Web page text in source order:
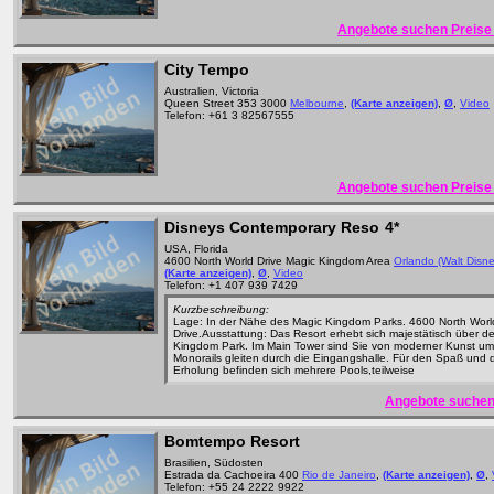
Angebote suchen
City Tempo
Australien, Victoria
Queen Street 353 3000 Melbourne (Karte anzeigen) Ø Video
Telefon: +61 3 82567555
Angebote suchen
Disneys Contemporary Reso 4*
USA, Florida
4600 North World Drive Magic Kingdom Area Orlando (Walt
(Karte anzeigen) Ø Video
Telefon: +1 407 939 7429
Kurzbeschreibung:
Lage: In der Nähe des Magic Kingdom Parks. 4600 North
Drive.Ausstattung: Das Resort erhebt sich majestätisch über
Kingdom Park. Im Main Tower sind Sie von moderner Kunst
Monorails gleiten durch die Eingangshalle. Für den Spaß und
Erholung befinden sich mehrere Pools,teilweise
Angebote
Bomtempo Resort
Brasilien, Südosten
Estrada da Cachoeira 400 Rio de Janeiro (Karte anzeigen) Ø
Telefon: +55 24 2222 9922